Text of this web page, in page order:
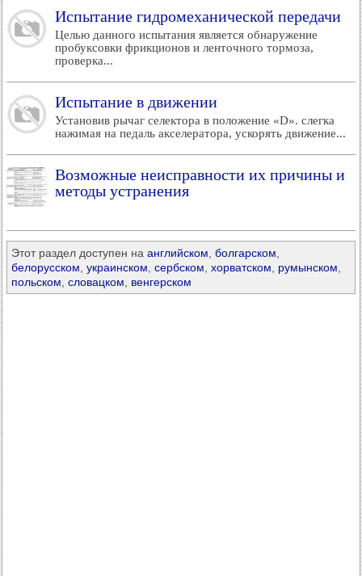
Испытание гидромеханической передачи
Целью данного испытания является обнаружение
пробуксовки фрикционов и ленточного тормоза,
проверка...
Испытание в движении
Установив рычаг селектора в положение «D». слегка
нажимая на педаль акселератора, ускорять движение...
Возможные неисправности их причины и
методы устранения
Этот раздел доступен на английском болгарском
белорусском украинском сербском хорватском румынском
польском словацком венгерском